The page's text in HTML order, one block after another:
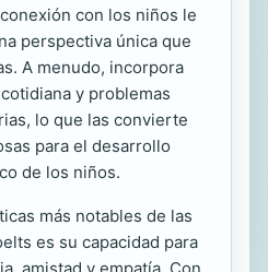
con los niños le
perspectiva única que
A menudo, incorpora
y problemas
lo que las convierte
para el desarrollo
de los niños.
más notables de las
es su capacidad para